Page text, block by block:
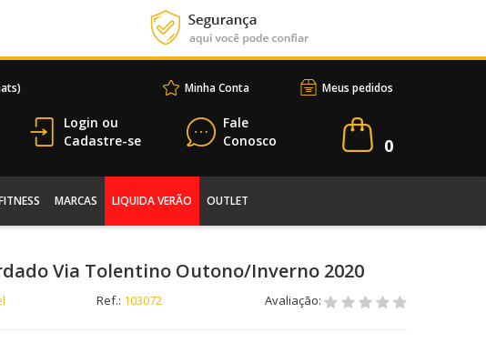
Meus pedidos
Minha Conta
Login ou
Cadastre-se
Fale
Conosco
0
MARCAS LIQUIDA VERÃO OUTLET
Via Tolentino Outono/Inverno 2020
Ref.: 103072 Avaliação: